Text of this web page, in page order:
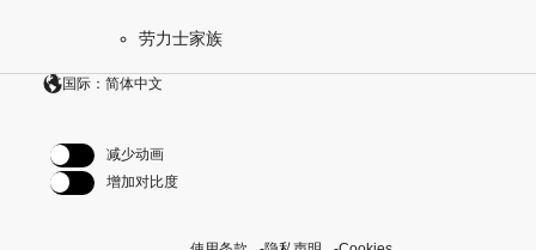
劳力士家族
国际：简体中文
减少动画
增加对比度